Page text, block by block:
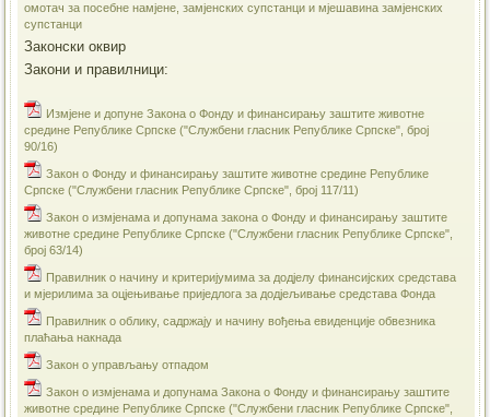
омотач за посебне намјене, замјенских супстанци и мјешавина замјенских
супстанци
Законски оквир
Закони и правилници:
Измјенe и допуне Закона о Фонду и финансирању заштите животне
средине Републике Српске ("Службени гласник Републике Српске", број
90/16)
Закон о Фонду и финансирању заштите животне средине Републике
Српске ("Службени гласник Републике Српске", број 117/11)
Закон о измјенама и допунама закона о Фонду и финансирању заштите
животне средине Републике Српске ("Службени гласник Републике Српске",
број 63/14)
Правилник о начину и критеријумима за додјелу финансијских средстава
и мјерилима за оцјењивање приједлога за додјељивање средстава Фонда
Правилник о облику, садржају и начину вођења евиденције обвезника
плаћања накнада
Закон о управљању отпадом
Закон о измјенама и допунама Закона о Фонду и финансирању заштите
животне средине Републике Српске ("Службени гласник Републике Српске",